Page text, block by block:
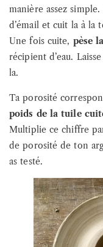
manière assez
d’émail et cuit la à la
Une fois cuite, pèse
récipient d’eau.
la.
Ta porosité
poids de la tuile
Multiplie ce chiffre
de porosité de ton
as testé.